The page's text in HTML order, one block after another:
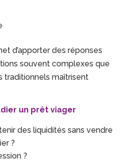
d’apporter des réponses
souvent complexes que
traditionnels maîtrisent
un prêt viager
des liquidités sans vendre
?
?